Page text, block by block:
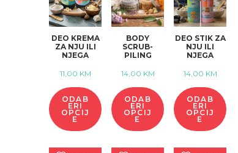
DEO KREMA
ZA NJU ILI
NJEGA
11,00 KM
ODAB
ERI
OPCIJ
E
BODY
SCRUB-
PILING
14,00 KM
ODAB
ERI
OPCIJ
E
DEO STIK ZA
NJU ILI
NJEGA
14,00 KM
ODAB
ERI
OPCIJ
E